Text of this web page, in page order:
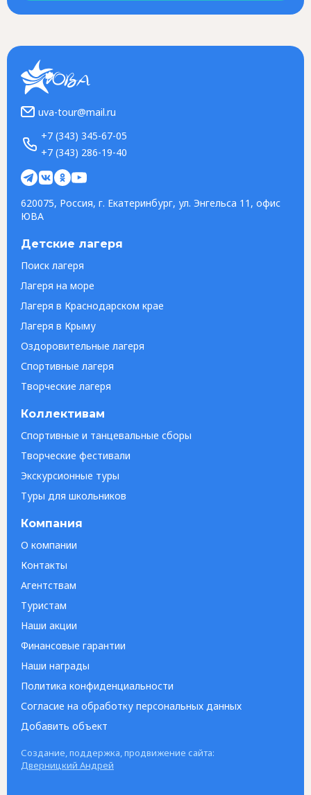
uva-tour@mail.ru
+7 (343) 345-67-05
+7 (343) 286-19-40
620075, Россия, г. Екатеринбург, ул. Энгельса 11, офис
ЮВА
Детские лагеря
Поиск лагеря
Лагеря на море
Лагеря в Краснодарском крае
Лагеря в Крыму
Оздоровительные лагеря
Спортивные лагеря
Творческие лагеря
Коллективам
Спортивные и танцевальные сборы
Творческие фестивали
Экскурсионные туры
Туры для школьников
Компания
О компании
Контакты
Агентствам
Туристам
Наши акции
Финансовые гарантии
Наши награды
Политика конфиденциальности
Согласие на обработку персональных данных
Добавить объект
Создание, поддержка, продвижение сайта:
Дверницкий Андрей